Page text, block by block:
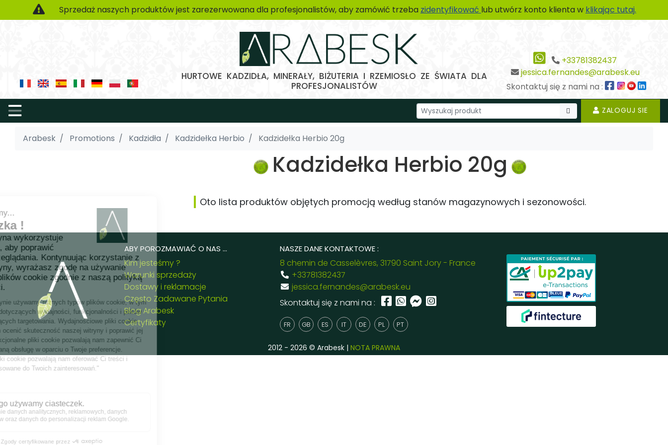
Sprzedaż naszych produktów jest zarezerwowana dla profesjonalistów, aby zamówić trzeba zidentyfikować lub utwórz konto klienta w klikając tutaj.
HURTOWE KADZIDŁA, MINERAŁY, BIŻUTERIA I RZEMIOSŁO ZE ŚWIATA DLA
PROFESJONALISTÓW
+33781382437
jessica.fernandes@arabesk.eu
Skontaktuj się z nami na :
ZALOGUJ SIE
Arabesk Promotions Kadzidła Kadzidełka Herbio Kadzidełka Herbio 20g
Kadzidełka Herbio 20g
Oto lista produktów objętych promocją według stanów magazynowych i sezonowości.
ABY POROZMAWIAĆ O NAS ...
Kim jesteśmy ?
Warunki sprzedaży
Dostawy i reklamacje
Często Zadawane Pytania
Blog Arabesk
Certyfikaty
NASZE DANE KONTAKTOWE :
8 chemin de Casselèvres, 31790 Saint Jory - France
+33781382437
jessica.fernandes@arabesk.eu
Skontaktuj się z nami na :
FR GB ES IT DE PL PT
2012 - 2026 © Arabesk | NOTA PRAWNA